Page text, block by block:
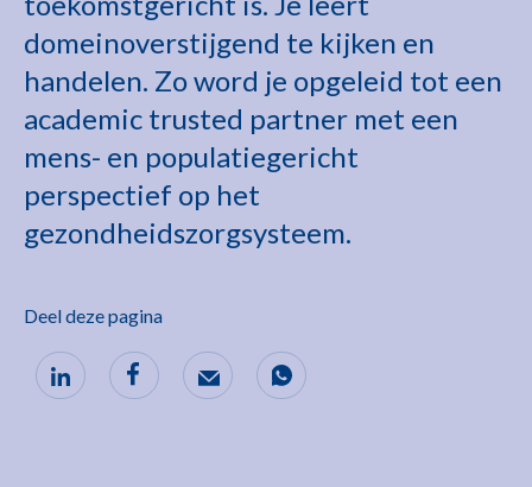
domeinoverstijgend te kijken en
handelen. Zo word je opgeleid tot een
academic trusted partner met een
mens- en populatiegericht
perspectief op het
gezondheidszorgsysteem.
Deel deze pagina